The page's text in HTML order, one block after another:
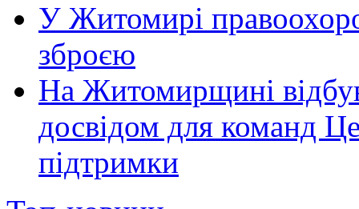
У Житомирі
зброєю
На Житомирщині
досвідом для команд
підтримки